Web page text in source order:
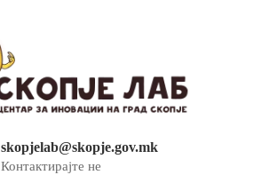
skopjelab@skopje.gov.mk
Контактирајте не